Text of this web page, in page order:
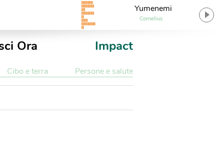
Yumenemi
Cornelius
Ora Impact
Cibo e terra Persone e salute